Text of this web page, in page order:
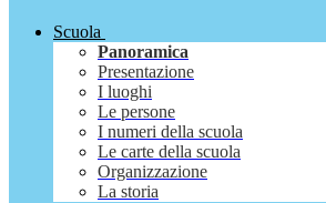
Scuola
Panoramica
Presentazione
I luoghi
Le persone
I numeri della scuola
Le carte della scuola
Organizzazione
La storia